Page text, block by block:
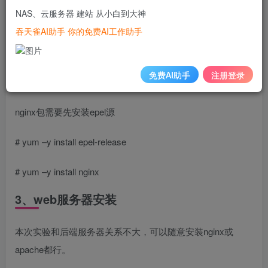
注意两台服务器时间同步，关闭firewalld和selinux
2、反代服务器安装
nginx包需要先安装epel源
# yum –y install epel-release
# yum –y install nginx
3、web服务器安装
本次实验和后端服务器关系不大，可以随意安装nginx或
apache都行。
NAS、云服务器 建站 从小白到大神
吞天雀AI助手 你的免费AI工作助手
免费AI助手 注册登录